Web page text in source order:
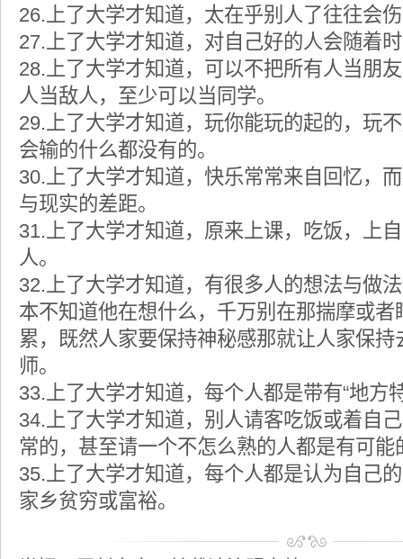
26.上了大学才知道，太在乎别人了往往会
27.上了大学才知道，对自己好的人会随着
28.上了大学才知道，可以不把所有人当朋
人当敌人，至少可以当同学。
29.上了大学才知道，玩你能玩的起的，玩
会输的什么都没有的。
30.上了大学才知道，快乐常常来自回忆，
与现实的差距。
31.上了大学才知道，原来上课，吃饭，上
人。
32.上了大学才知道，有很多人的想法与做
本不知道他在想什么，千万别在那揣摩或
累，既然人家要保持神秘感那就让人家保
师。
33.上了大学才知道，每个人都是带有“地方
34.上了大学才知道，别人请客吃饭或着自
常的，甚至请一个不怎么熟的人都是有可能
35.上了大学才知道，每个人都是认为自己
家乡贫穷或富裕。